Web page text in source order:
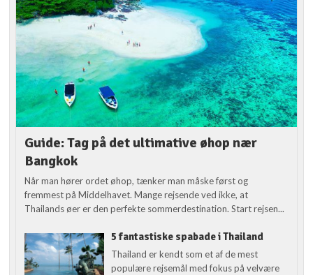
Guide: Tag på det ultimative øhop nær
Bangkok
Når man hører ordet øhop, tænker man måske først og
fremmest på Middelhavet. Mange rejsende ved ikke, at
Thailands øer er den perfekte sommerdestination. Start rejsen...
5 fantastiske spabade i Thailand
Thailand er kendt som et af de mest
populære rejsemål med fokus på velvære